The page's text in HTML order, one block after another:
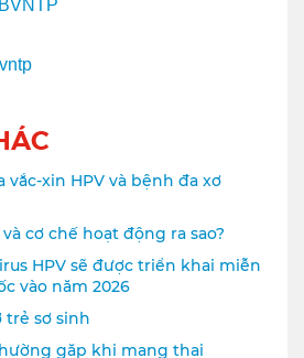
vắc-xin HPV và bệnh đa xơ
cơ chế hoạt động ra sao?
HPV sẽ được triển khai miễn
vào năm 2026
sơ sinh
gặp khi mang thai